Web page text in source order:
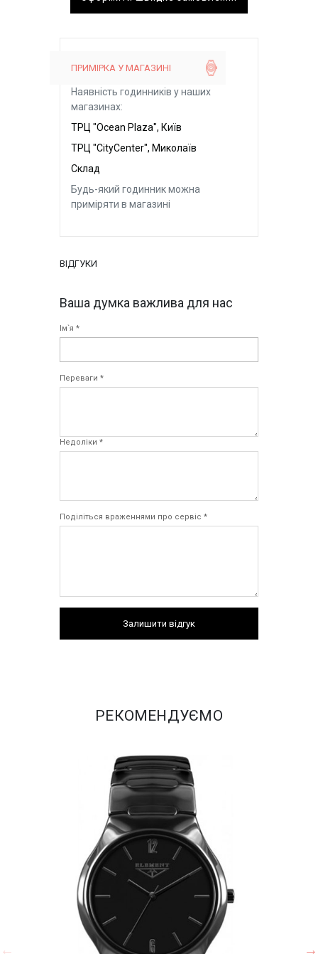
ПРИМІРКА У МАГАЗИНІ
Наявність годинників у наших
магазинах:
ТРЦ "Ocean Plaza", Київ
ТРЦ "CityCenter", Миколаїв
Склад
Будь-який годинник можна
приміряти в магазині
ВІДГУКИ
Ваша думка важлива для нас
Ім`я *
Переваги *
Недоліки *
Поділіться враженнями про сервіс *
Залишити відгук
РЕКОМЕНДУЄМО